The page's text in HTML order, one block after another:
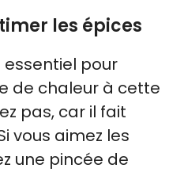
les épices
pour
de chaleur à cette
pas, car il fait
vous aimez les
une pincée de